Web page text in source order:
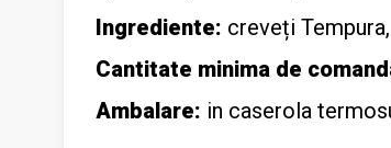
Ingrediente: creveți
Cantitate minima de
Ambalare: in caserola